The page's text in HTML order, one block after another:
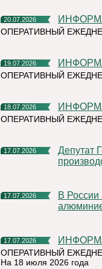
20.07.2026
ОПЕРАТИВНЫЙ
19.07.2026
ОПЕРАТИВНЫЙ
18.07.2026
ОПЕРАТИВНЫЙ
17.07.2026
Депутат Госдумы Мария Бутина познакомилась с
17.07.2026
В России впервые прошли биржевые торги первичным
17.07.2026
ОПЕРАТИВНЫЙ
На 18 июля 2026 года